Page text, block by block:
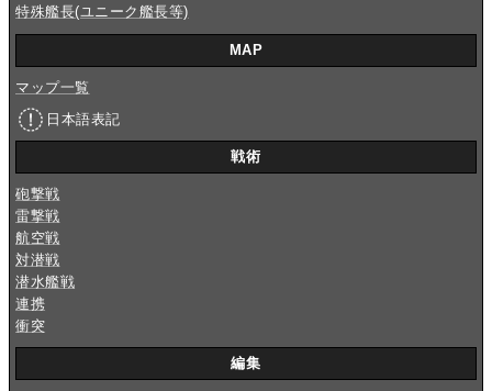
特殊艦長(ユニーク艦長等)
MAP
マップ一覧
日本語表記
戦術
砲撃戦
雷撃戦
航空戦
対潜戦
潜水艦戦
連携
衝突
編集